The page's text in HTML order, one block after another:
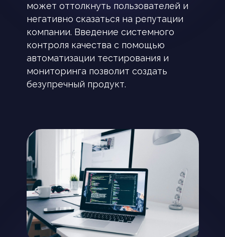
может оттолкнуть пользователей и
негативно сказаться на репутации
компании. Введение системного
контроля качества с помощью
автоматизации тестирования и
мониторинга позволит создать
безупречный продукт.
Начните свой путь к увеличению
прибыли с TEWRIS
Подпишем соглашение
Оценим стоимость и возврат
инвестиций (ROI), подготовим КП
Выберем точки автоматизации